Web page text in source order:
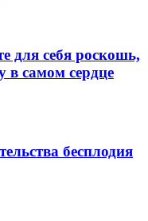
для себя роскошь,
в самом сердце
бесплодия